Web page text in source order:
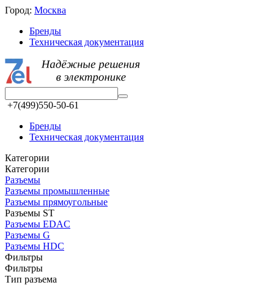
Город: Москва
Бренды
Техническая документация
+7(499)550-50-61
Бренды
Техническая документация
Категории
Категории
Разъeмы
Разъeмы промышленные
Разъeмы прямоугольные
Разъeмы ST
Разъeмы EDAC
Разъeмы G
Разъeмы HDC
Фильтры
Фильтры
Тип разъема